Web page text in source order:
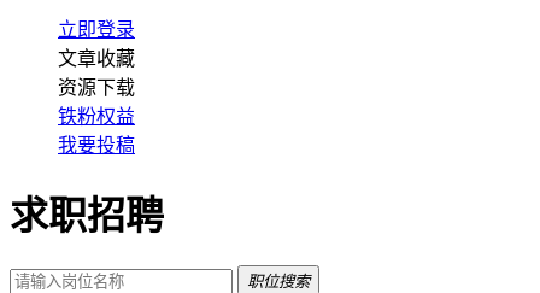
立即登录
文章收藏
资源下载
铁粉权益
我要投稿
求职招聘
职位搜索